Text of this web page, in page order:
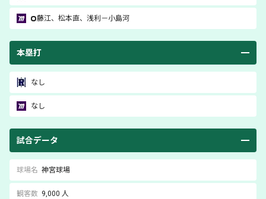
藤江、松本直、浅利 －小島河
本塁打
なし
なし
試合データ
球場名 神宮球場
観客数 9,000 人